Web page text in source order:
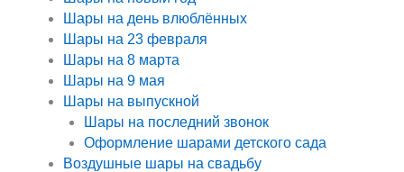
Шары на день влюблённых
Шары на 23 февраля
Шары на 8 марта
Шары на 9 мая
Шары на выпускной
Шары на последний звонок
Оформление шарами детского сада
Воздушные шары на свадьбу